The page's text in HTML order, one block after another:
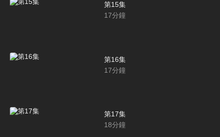
第15集
17分鐘
第16集
17分鐘
第17集
18分鐘